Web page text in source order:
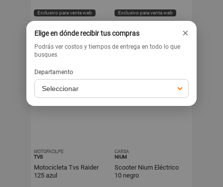
Exclusivo para venta web Exclusivo para venta web
MOTOFACILPE
TVS
Motocicleta Tvs Raider
125 azul
CARSA
NIUM
Scooter Nium Eléctrico
10 negro
Elige en dónde recibir tus compras ×
Podrás ver costos y tiempos de entrega en todo lo que
busques
Departamento